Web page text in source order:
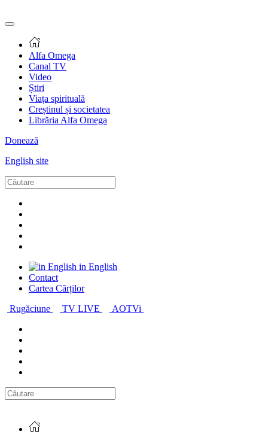
Alfa Omega
Canal TV
Video
Știri
Viața spirituală
Creștinul și societatea
Librăria Alfa Omega
Donează
English site
in English
Contact
Cartea Cărților
Rugăciune
TV LIVE AOTVi